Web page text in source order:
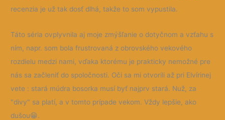
recenzia je už tak dosť dlhá, takže to som vypustila.
Táto séria ovplyvnila aj moje zmýšľanie o dotyčnom a vzťahu s
ním, napr. som bola frustrovaná z obrovského vekového
rozdielu medzi nami, vďaka ktorému je prakticky nemožné pre
nás sa začleniť do spoločnosti. Oči sa mi otvorili až pri Elvírinej
vete : stará múdra bosorka musí byť najprv stará. Nuž, za
"divy" sa platí, a v tomto prípade vekom. Vždy lepšie, ako
dušou😁.